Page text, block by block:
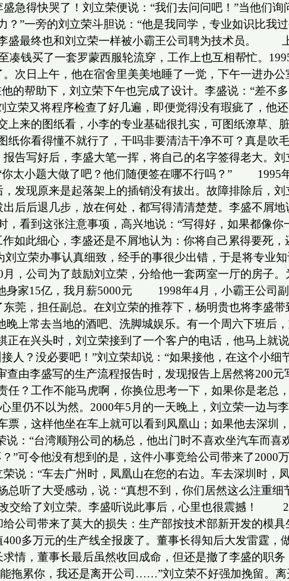
急得快哭了！刘立荣便说：“我们去问问吧！”当他们询
”一旁的刘立荣斗胆说：“他是我同学，专业如识比我
盛最终也和刘立荣一样被小霸王公司聘为技术员。
钱买了一套罗蒙西服轮流穿，工作上也互相帮忙。
次日上午，他在宿舍里美美地睡了一觉，下午一进办
的帮助下，刘立荣下午也完成了设计。李盛说：“差不
又将程序检查了好几遍，即便觉得没有瑕疵了，他还
来的图纸看，小李的专业基础很扎实，可图纸潦草、
纸你看得懂不就行了，干吗非要清洁干净不可？真是
告写好后，李盛大笔一挥，将自己的名字签得老大。刘
你太小题大做了吧？他们随便签在哪不行吗？” 1995
发现原来是起落架上的插销没有拔出。故障排除后，
后后退几步，放在何处，都写得清清楚楚。李盛不屑地
看到这张注意事项，高兴地说：“写得好，如果都像你
细心，李盛还是不屑地认为：你将自己累得要死，
立荣办事认真细致，经手的事很少出错，于是将专业
公司为了鼓励刘立荣，分给他一套两室一厅的房子。
家15亿，我月薪5000元 1998年4月，小霸王公司副
莞，担任副总。在刘立荣的推荐下，杨明贵也将李盛
常去当地的酒吧、洗脚城娱乐。有一个周六下班后，
在兴头时，刘立荣接到了一个客户的电话，他马上就
？没必要吧！”刘立荣却说：“如果接他，在这个小细
李盛写的生产流程报告时，发现报告上居然将200元
？工作不能马虎啊，你换位思考一下，如果你是老总
仍不以为然。2000年5月的一天晚上，刘立荣一边与
，这样他坐在车上就可以看到凤凰山；如果他去深圳
：“台湾顺翔公司的杨总，他出门时不喜欢坐汽车而喜
？”可令他没有想到的是，这件小事竞给公司带来了
说：“车去广州时，凤凰山在您的右边。车去深圳时，
听了大受感动，说：“真想不到，你们居然这么注重细
交给了刘立荣。李盛听说此事后，心里也很震撼！
公司带来了莫大的损失：生产部按技术部新开发的模
多万元的生产线全报废了。董事长得知后大发雷霆，
情，董事长最后虽然收回成命，但还是撤了李盛的职
累你，我还是离开公司……”刘立荣不好强加挽留。离